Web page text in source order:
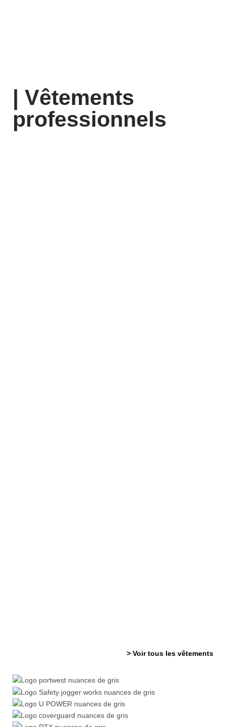
| Vêtements
professionnels
> Voir tous les vêtements